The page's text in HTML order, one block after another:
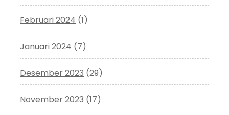
Februari 2024 (1)
Januari 2024 (7)
Desember 2023 (29)
November 2023 (17)